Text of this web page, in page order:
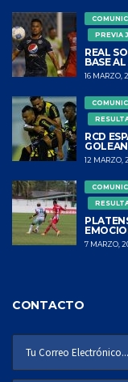
PREVIA
REAL
BASE
16 MARZO,
RCD
12 MARZO,
7 MARZO,
CONTACTO